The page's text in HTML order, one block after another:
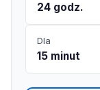
24 godz.
Dla
15 minut